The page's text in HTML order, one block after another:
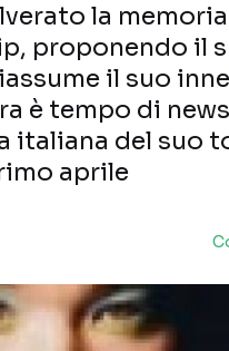
la
proponendo il
il suo
è tempo di
italiana del suo
aprile